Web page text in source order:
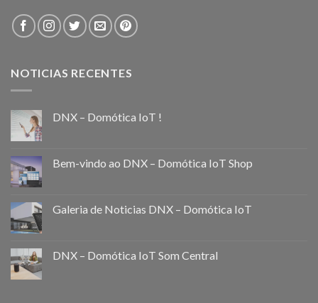
NOTICIAS RECENTES
DNX – Domótica IoT !
Bem-vindo ao DNX – Domótica IoT Shop
Galeria de Noticias DNX – Domótica IoT
DNX – Domótica IoT Som Central